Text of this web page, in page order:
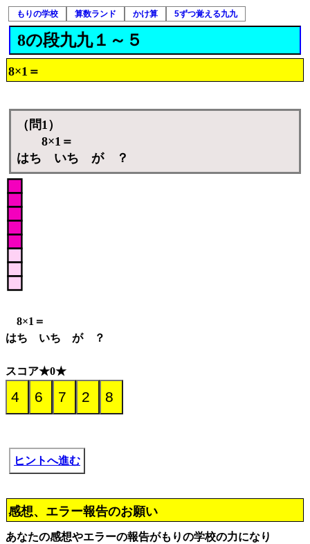
もりの学校 算数ランド かけ算 5ずつ覚える九九
8の段九九１～５
8×1＝
（問1）
8×1＝
はち いち が ？
8×1＝
はち いち が ？
スコア★0★
ヒントへ進む
感想、エラー報告のお願い
あなたの感想やエラーの報告がもりの学校の力になり